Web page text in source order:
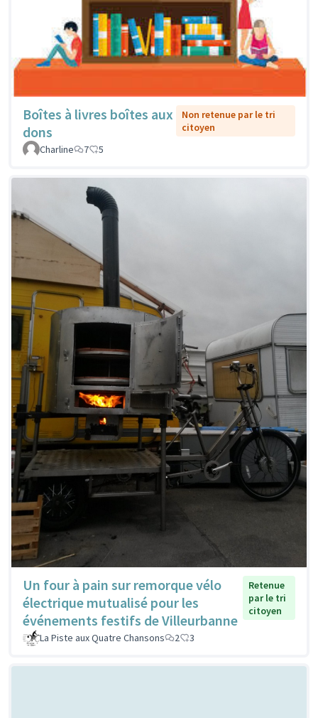
Boîtes à livres boîtes aux
dons
Non retenue par le tri
citoyen
Charline
7 5
Un four à pain sur remorque vélo
électrique mutualisé pour les
événements festifs de Villeurbanne
Retenue
par le tri
citoyen
La Piste aux Quatre Chansons 2 3